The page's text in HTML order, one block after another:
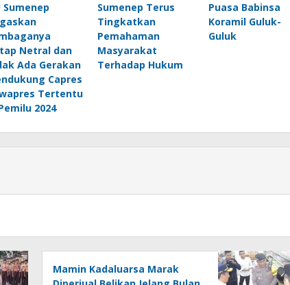
Sumenep
Netral dan
Ada Gerakan
Capres
Tertentu
2024
Sumenep Terus
Tingkatkan
Pemahaman
Masyarakat
Terhadap Hukum
Puasa Babinsa
Koramil Guluk-
Guluk
Mamin Kadaluarsa Marak